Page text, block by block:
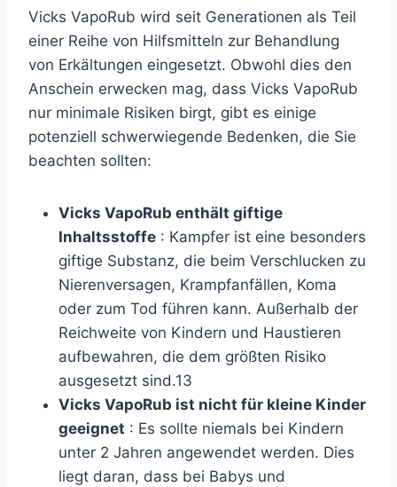
Vicks VapoRub wird seit Generationen als Teil
einer Reihe von Hilfsmitteln zur Behandlung
von Erkältungen eingesetzt. Obwohl dies den
Anschein erwecken mag, dass Vicks VapoRub
nur minimale Risiken birgt, gibt es einige
potenziell schwerwiegende Bedenken, die Sie
beachten sollten:
Vicks VapoRub enthält giftige
Inhaltsstoffe : Kampfer ist eine besonders
giftige Substanz, die beim Verschlucken zu
Nierenversagen, Krampfanfällen, Koma
oder zum Tod führen kann. Außerhalb der
Reichweite von Kindern und Haustieren
aufbewahren, die dem größten Risiko
ausgesetzt sind.13
Vicks VapoRub ist nicht für kleine Kinder
geeignet : Es sollte niemals bei Kindern
unter 2 Jahren angewendet werden. Dies
liegt daran, dass bei Babys und